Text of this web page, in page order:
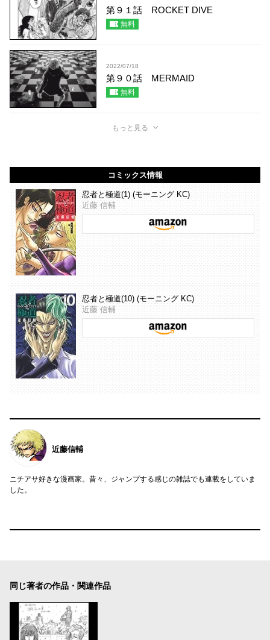
第９１話 ROCKET DIVE
無料
2022/07/18
第９０話 MERMAID
無料
もっと見る
コミックス情報
忍者と極道(1) (モーニング KC)
近藤 信輔
忍者と極道(10) (モーニング KC)
近藤 信輔
近藤信輔
ニチアサ好きな漫画家。昔々、ジャンプする感じの雑誌でも連載をしていま
した。
同じ著者の作品・関連作品